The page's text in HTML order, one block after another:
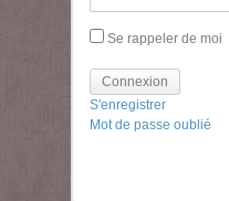
Se rappeler de moi
Connexion
S'enregistrer
Mot de passe oublié